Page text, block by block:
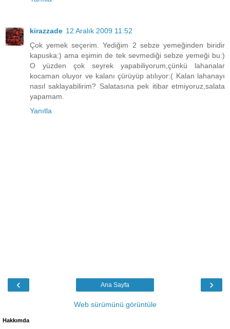
kirazzade 12 Aralık 2009 11:52
Çok yemek seçerim. Yediğim 2 sebze yemeğinden biridir
kapuska:) ama eşimin de tek sevmediği sebze yemeği bu:)
O yüzden çok seyrek yapabiliyorum,çünkü lahanalar
kocaman oluyor ve kalanı çürüyüp atılıyor:( Kalan lahanayı
nasıl saklayabilirim? Salatasına pek itibar etmiyoruz,salata
yapamam.
Yanıtla
‹ ›
Ana Sayfa
Web sürümünü görüntüle
Hakkımda